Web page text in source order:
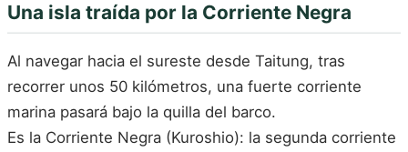
Una isla traída por la Corriente Negra
Al navegar hacia el sureste desde Taitung, tras
recorrer unos 50 kilómetros, una fuerte corriente
marina pasará bajo la quilla del barco.
Es la Corriente Negra (Kuroshio): la segunda corriente